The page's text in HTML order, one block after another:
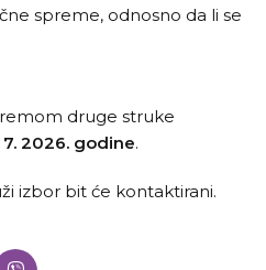
spreme, odnosno da li se
druge struke
7. 2026. godine.
izbor bit će kontaktirani.